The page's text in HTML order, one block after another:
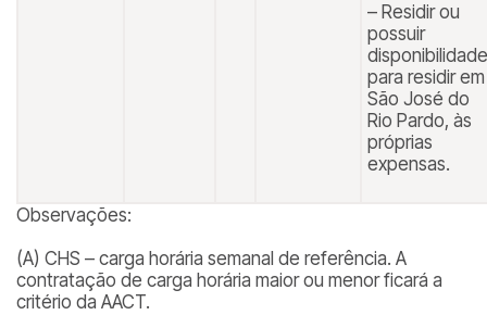
– Residir ou
possuir
disponibilidade
para residir em
São José do
Rio Pardo, às
próprias
expensas.
Observações:
(A) CHS – carga horária semanal de referência. A
contratação de carga horária maior ou menor ficará a
critério da AACT.